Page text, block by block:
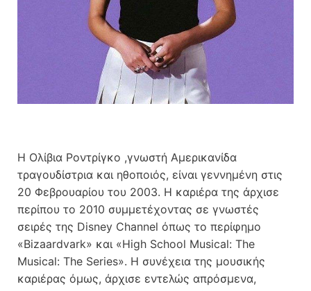
Η Ολίβια Ροντρίγκο ,γνωστή Αμερικανίδα
τραγουδίστρια και ηθοποιός, είναι γεννημένη στις
20 Φεβρουαρίου του 2003. Η καριέρα της άρχισε
περίπου το 2010 συμμετέχοντας σε γνωστές
σειρές της Disney Channel όπως το περίφημο
«Bizaardvark» και «High School Musical: The
Musical: The Series». Η συνέχεια της μουσικής
καριέρας όμως, άρχισε εντελώς απρόσμενα,